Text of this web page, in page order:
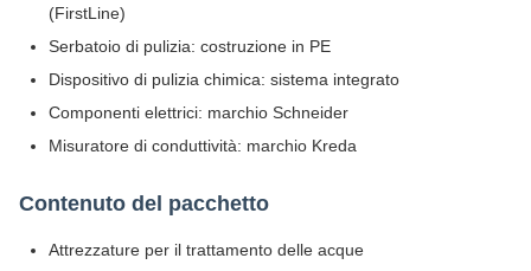
(FirstLine)
Serbatoio di pulizia: costruzione in PE
Dispositivo di pulizia chimica: sistema integrato
Componenti elettrici: marchio Schneider
Misuratore di conduttività: marchio Kreda
Contenuto del pacchetto
Attrezzature per il trattamento delle acque